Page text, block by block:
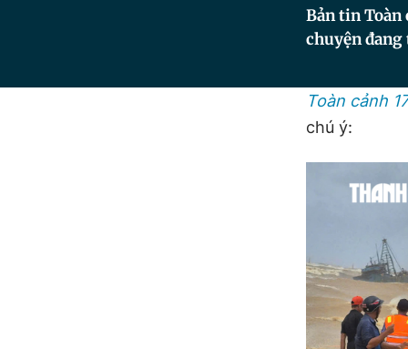
Bản tin Toàn
chuyện
Toàn cảnh
chú ý: